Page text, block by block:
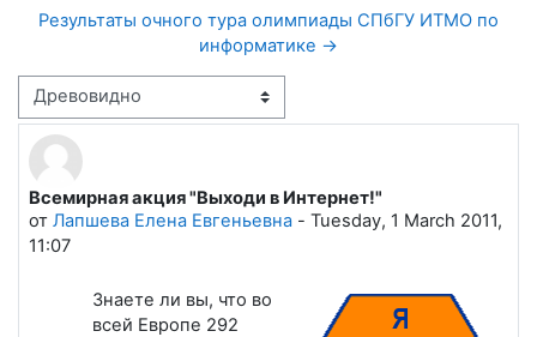
Результаты очного тура олимпиады СПбГУ ИТМО по
информатике →
Режим отображения
Всемирная акция "Выходи в Интернет!"
от Лапшева Елена Евгеньевна - Tuesday, 1 March 2011,
11:07
Количество ответов: 0
Знаете ли вы, что во
всей Европе 292